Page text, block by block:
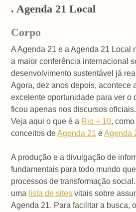
. Agenda 21 Local
Corpo
A Agenda 21 e a Agenda 21 Local
a maior conferência internacional
desenvolvimento sustentável já
Agora, dez anos depois, acontece
excelente oportunidade para ver o
ficou apenas nos discursos oficiais.
Veja aqui o que é a Rio + 10,
conceitos deAgenda 21 eAgenda
A produção e a divulgação de
fundamentais para todo mundo
processos de transformação
uma lista de sites vitais sobre
Agenda 21. Para facilitar a busca,